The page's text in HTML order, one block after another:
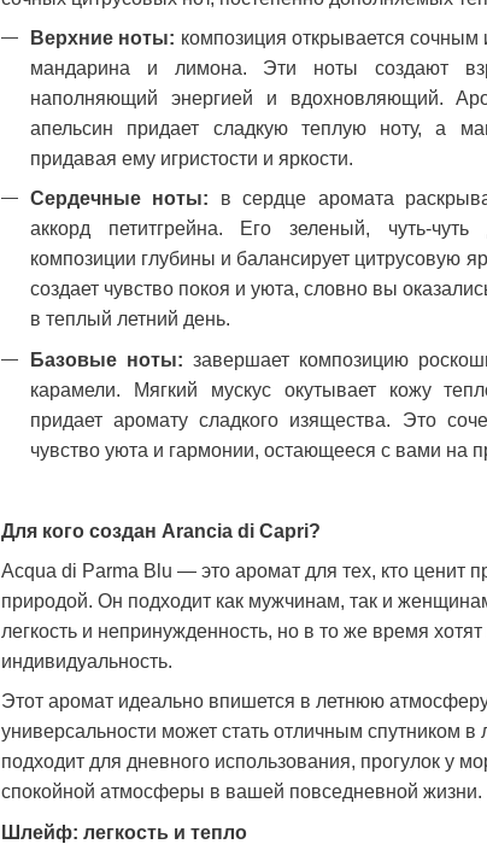
Верхние ноты: композиция открывается
мандарина и лимона. Эти ноты создают
наполняющий энергией и вдохновляющий.
апельсин придает сладкую теплую ноту, а
придавая ему игристости и яркости.
Сердечные ноты: в сердце аромата
аккорд петитгрейна. Его зеленый, чуть-
композиции глубины и балансирует цитрусовую
создает чувство покоя и уюта, словно вы
в теплый летний день.
Базовые ноты: завершает композицию
карамели. Мягкий мускус окутывает кожу
придает аромату сладкого изящества. Это
чувство уюта и гармонии, остающееся с вами на
Для кого создан Arancia di Capri?
Acqua di Parma Blu — это аромат для тех, кто ценит
природой. Он подходит как мужчинам, так и
легкость и непринужденность, но в то же время
индивидуальность.
Этот аромат идеально впишется в летнюю
универсальности может стать отличным спутником
подходит для дневного использования, прогулок у
спокойной атмосферы в вашей повседневной жизни.
Шлейф: легкость и тепло